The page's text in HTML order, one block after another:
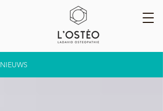
NIEUWS